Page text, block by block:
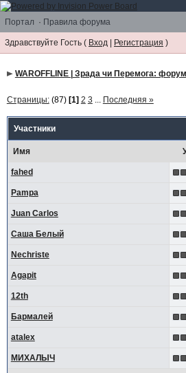
Портал · Правила форума
Здравствуйте Гость ( Вход | Регистрация )
WAROFFLINE | Зрада чи Перемога: форум
Страницы:(87) [1] 2 3 ... Последняя »
Участники
Имя
fahed
Pampa
Juan Carlos
Саша Белый
Nechriste
Agapit
12th
Бармалей
atalex
МИХАЛЫЧ